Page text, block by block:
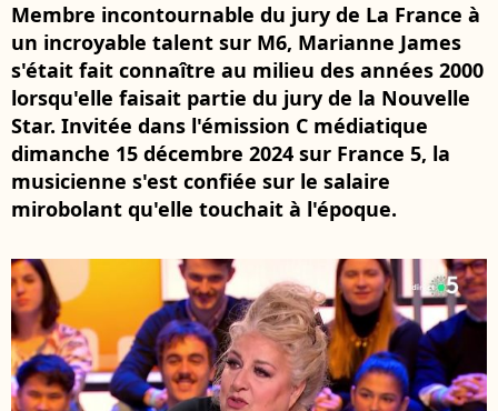
Membre incontournable du jury de La France à
un incroyable talent sur M6, Marianne James
s'était fait connaître au milieu des années 2000
lorsqu'elle faisait partie du jury de la Nouvelle
Star. Invitée dans l'émission C médiatique
dimanche 15 décembre 2024 sur France 5, la
musicienne s'est confiée sur le salaire
mirobolant qu'elle touchait à l'époque.